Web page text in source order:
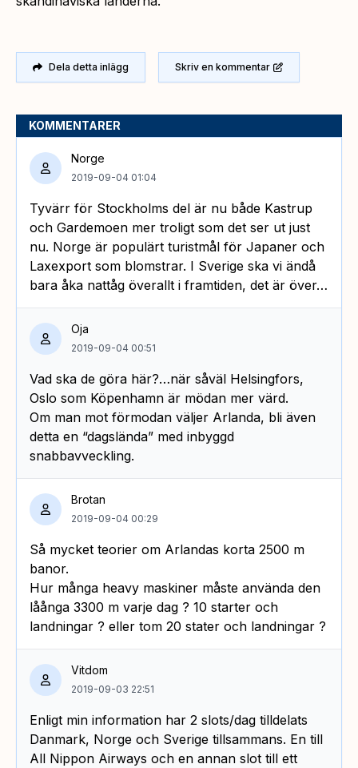
Dela detta inlägg Skriv en kommentar
KOMMENTARER
Norge
2019-09-04 01:04
Tyvärr för Stockholms del är nu både Kastrup
och Gardemoen mer troligt som det ser ut just
nu. Norge är populärt turistmål för Japaner och
Laxexport som blomstrar. I Sverige ska vi ändå
bara åka nattåg överallt i framtiden, det är över…
Oja
2019-09-04 00:51
Vad ska de göra här?…när såväl Helsingfors,
Oslo som Köpenhamn är mödan mer värd.
Om man mot förmodan väljer Arlanda, bli även
detta en “dagslända” med inbyggd
snabbavveckling.
Brotan
2019-09-04 00:29
Så mycket teorier om Arlandas korta 2500 m
banor.
Hur många heavy maskiner måste använda den
låånga 3300 m varje dag ? 10 starter och
landningar ? eller tom 20 stater och landningar ?
Vitdom
2019-09-03 22:51
Enligt min information har 2 slots/dag tilldelats
Danmark, Norge och Sverige tillsammans. En till
All Nippon Airways och en annan slot till ett